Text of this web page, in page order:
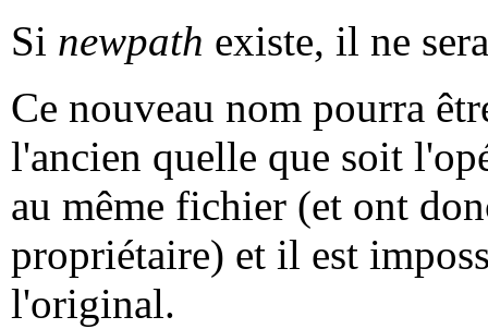
Si newpath existe, il ne
Ce nouveau nom pourra
l'ancien quelle que soit
au même fichier (et ont
propriétaire) et il est
l'original.